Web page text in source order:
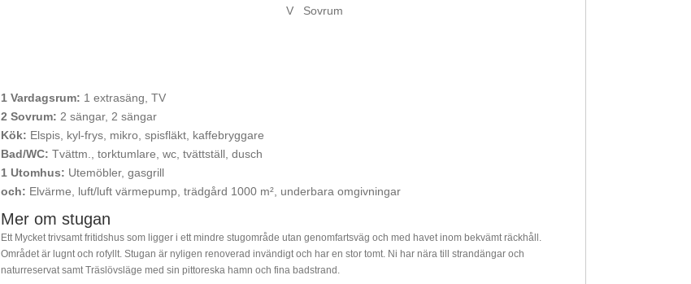
V
Sovrum
1 Vardagsrum: 1 extrasäng, TV
2 Sovrum: 2 sängar, 2 sängar
Kök: Elspis, kyl-frys, mikro, spisfläkt, kaffebryggare
Bad/WC: Tvättm., torktumlare, wc, tvättställ, dusch
1 Utomhus: Utemöbler, gasgrill
och: Elvärme, luft/luft värmepump, trädgård 1000 m², underbara omgivningar
Mer om stugan
Ett Mycket trivsamt fritidshus som ligger i ett mindre stugområde utan genomfartsväg och med havet inom bekvämt räckhåll.
Området är lugnt och rofyllt. Stugan är nyligen renoverad invändigt och har en stor tomt. Ni har nära till strandängar och
naturreservat samt Träslövsläge med sin pittoreska hamn och fina badstrand.